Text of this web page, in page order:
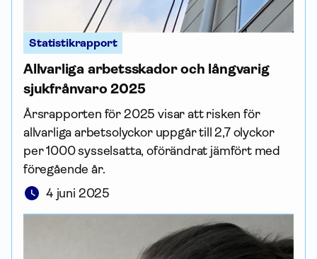
Statistikrapport
Allvarliga arbets­skador och långvarig
sjukfrånvaro 2025
Årsrapporten för 2025 visar att risken för
allvarliga arbetsolyckor uppgår till 2,7 olyckor
per 1000 sysselsatta, oförändrat jämfört med
föregående år.
4 juni 2025